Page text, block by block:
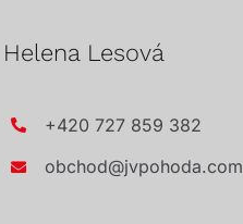
Helena Lesová
+420 727 859 382
obchod@jvpohoda.com